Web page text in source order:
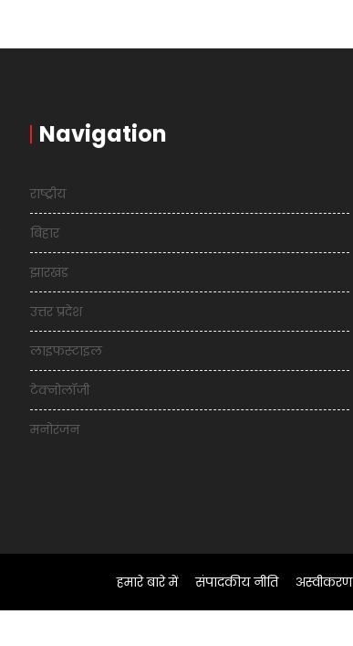
Navigation
राष्ट्रीय
बिहार
झारखंड
उत्तर प्रदेश
लाइफस्टाइल
टेक्नोलॉजी
मनोरंजन
हमारे बारे में संपादकीय नीति अस्वीकरण